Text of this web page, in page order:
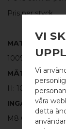
Pris per styck.
MATERIAL
100%
MÅTT
H: 100MM Ø:
INGÅR
M8
VI
Vi
våra
detta